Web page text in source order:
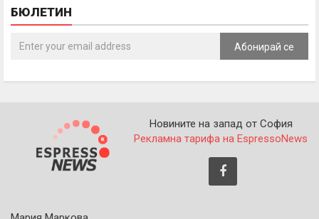
БЮЛЕТИН
Абонирай се
Новините на запад от София
Рекламна тарифа на EspressoNews